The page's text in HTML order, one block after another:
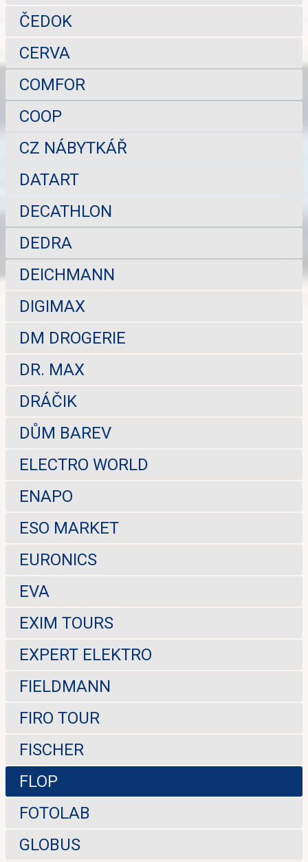
ČEDOK
CERVA
COMFOR
COOP
CZ NÁBYTKÁŘ
DATART
DECATHLON
DEDRA
DEICHMANN
DIGIMAX
DM DROGERIE
DR. MAX
DRÁČIK
DŮM BAREV
ELECTRO WORLD
ENAPO
ESO MARKET
EURONICS
EVA
EXIM TOURS
EXPERT ELEKTRO
FIELDMANN
FIRO TOUR
FISCHER
FLOP
FOTOLAB
GLOBUS